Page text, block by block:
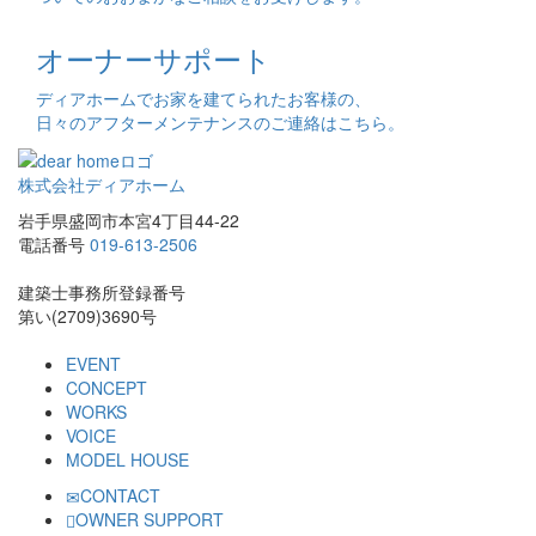
オーナーサポート
ディアホームでお家を建てられたお客様の、
日々のアフターメンテナンスのご連絡はこちら。
株式会社ディアホーム
岩手県盛岡市本宮4丁目44-22
電話番号 019-613-2506
建築士事務所登録番号
第い(2709)3690号
EVENT
CONCEPT
WORKS
VOICE
MODEL HOUSE
CONTACT
OWNER SUPPORT